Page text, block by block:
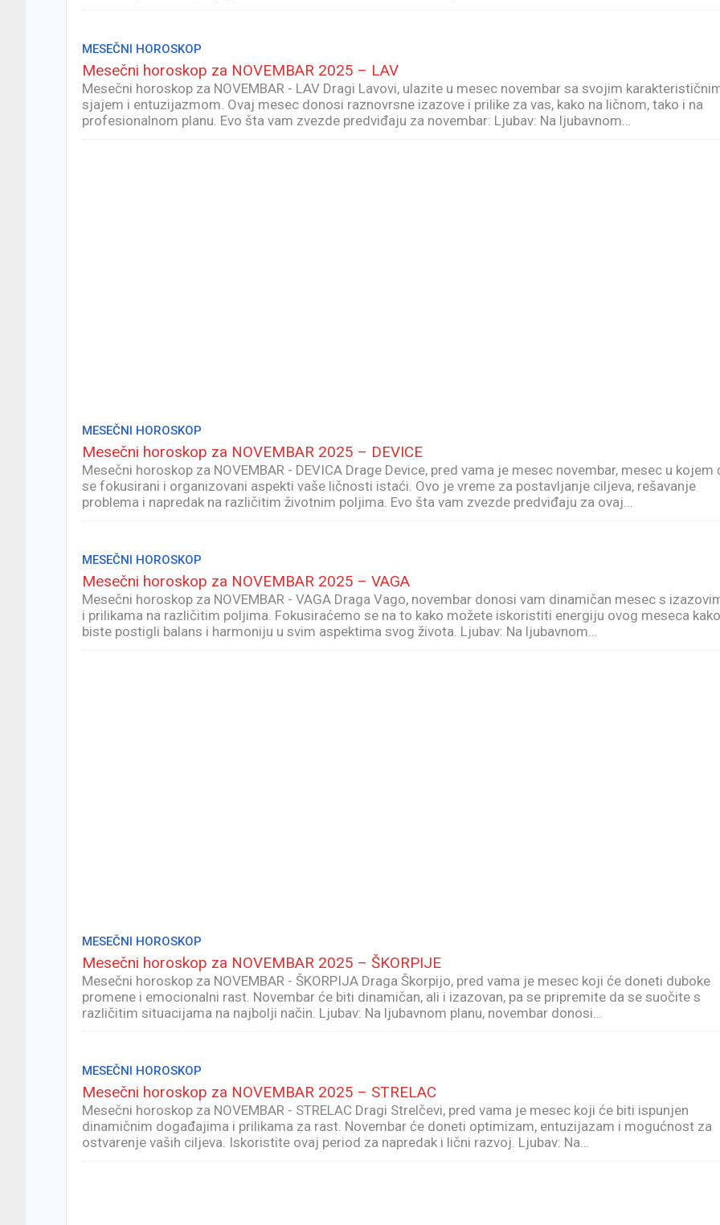
MESEČNI HOROSKOP
Mesečni horoskop za NOVEMBAR 2025 – LAV
Mesečni horoskop za NOVEMBAR - LAV Dragi Lavovi, ulazite u mesec novembar sa svojim
sjajem i entuzijazmom. Ovaj mesec donosi raznovrsne izazove i prilike za vas, kako na ličnom, tako i na
profesionalnom planu. Evo šta vam zvezde predviđaju za novembar: Ljubav: Na ljubavnom…
MESEČNI HOROSKOP
Mesečni horoskop za NOVEMBAR 2025 – DEVICE
Mesečni horoskop za NOVEMBAR - DEVICA Drage Device, pred vama je mesec novembar, mesec u kojem
se fokusirani i organizovani aspekti vaše ličnosti istaći. Ovo je vreme za postavljanje ciljeva, rešavanje
problema i napredak na različitim životnim poljima. Evo šta vam zvezde predviđaju za ovaj…
MESEČNI HOROSKOP
Mesečni horoskop za NOVEMBAR 2025 – VAGA
Mesečni horoskop za NOVEMBAR - VAGA Draga Vago, novembar donosi vam dinamičan mesec s
i prilikama na različitim poljima. Fokusiraćemo se na to kako možete iskoristiti energiju ovog meseca kako
biste postigli balans i harmoniju u svim aspektima svog života. Ljubav: Na ljubavnom…
MESEČNI HOROSKOP
Mesečni horoskop za NOVEMBAR 2025 – ŠKORPIJE
Mesečni horoskop za NOVEMBAR - ŠKORPIJA Draga Škorpijo, pred vama je mesec koji će doneti duboke
promene i emocionalni rast. Novembar će biti dinamičan, ali i izazovan, pa se pripremite da se suočite s
različitim situacijama na najbolji način. Ljubav: Na ljubavnom planu, novembar donosi…
MESEČNI HOROSKOP
Mesečni horoskop za NOVEMBAR 2025 – STRELAC
Mesečni horoskop za NOVEMBAR - STRELAC Dragi Strelčevi, pred vama je mesec koji će biti ispunjen
dinamičnim događajima i prilikama za rast. Novembar će doneti optimizam, entuzijazam i mogućnost za
ostvarenje vaših ciljeva. Iskoristite ovaj period za napredak i lični razvoj. Ljubav: Na…